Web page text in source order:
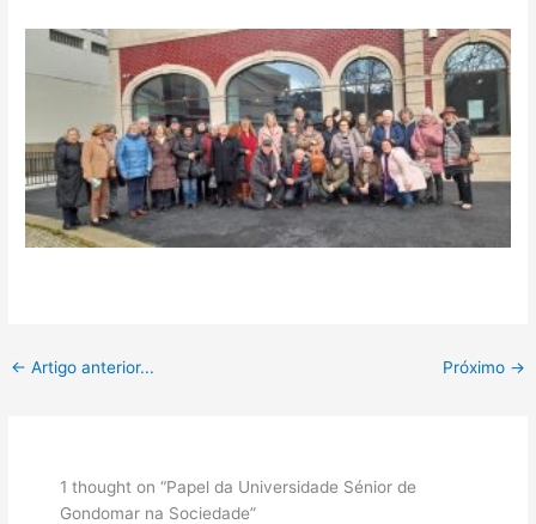
← Artigo anterior... Próximo →
1 thought on “Papel da Universidade Sénior de
Gondomar na Sociedade”